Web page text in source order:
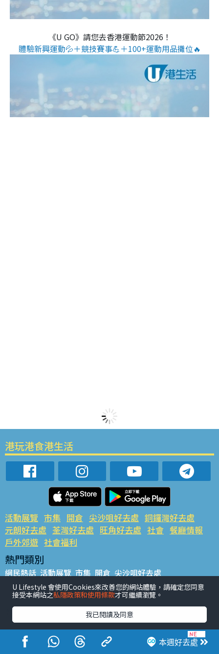
《U GO》請您去香港運動節2026！
體驗新興運動💦＋競技賽事💪＋100+運動用品攤位🔥
本週好去處
港玩港食港生活
活動展覽 市集 開倉 尖沙咀好去處 銅鑼灣好去處
元朗好去處 荃灣好去處 旺角好去處 社會 餐廳情報
戶外郊遊 社會福利
熱門類別
網民熱話 活動展覽 市集 開倉 尖沙咀好去處
銅鑼灣好去處 元朗好去處 荃灣好去處 旺角好去處 社會
餐廳情報 戶外郊遊
熱門標籤
#UGO搵好去處 #人氣活動推介 #美食社群熱話
#親子玩樂好去處
#ULifestyle應用程式
#限時搶
#UJetso禮物放送
#ULifestyle商戶中心 #著數 #網絡熱話
U Lifestyle 會使用Cookies來改善您的網站體驗，請確定您同意
接受本網站之私隱政策和使用條款才可繼續瀏覽。
我已閱讀及同意